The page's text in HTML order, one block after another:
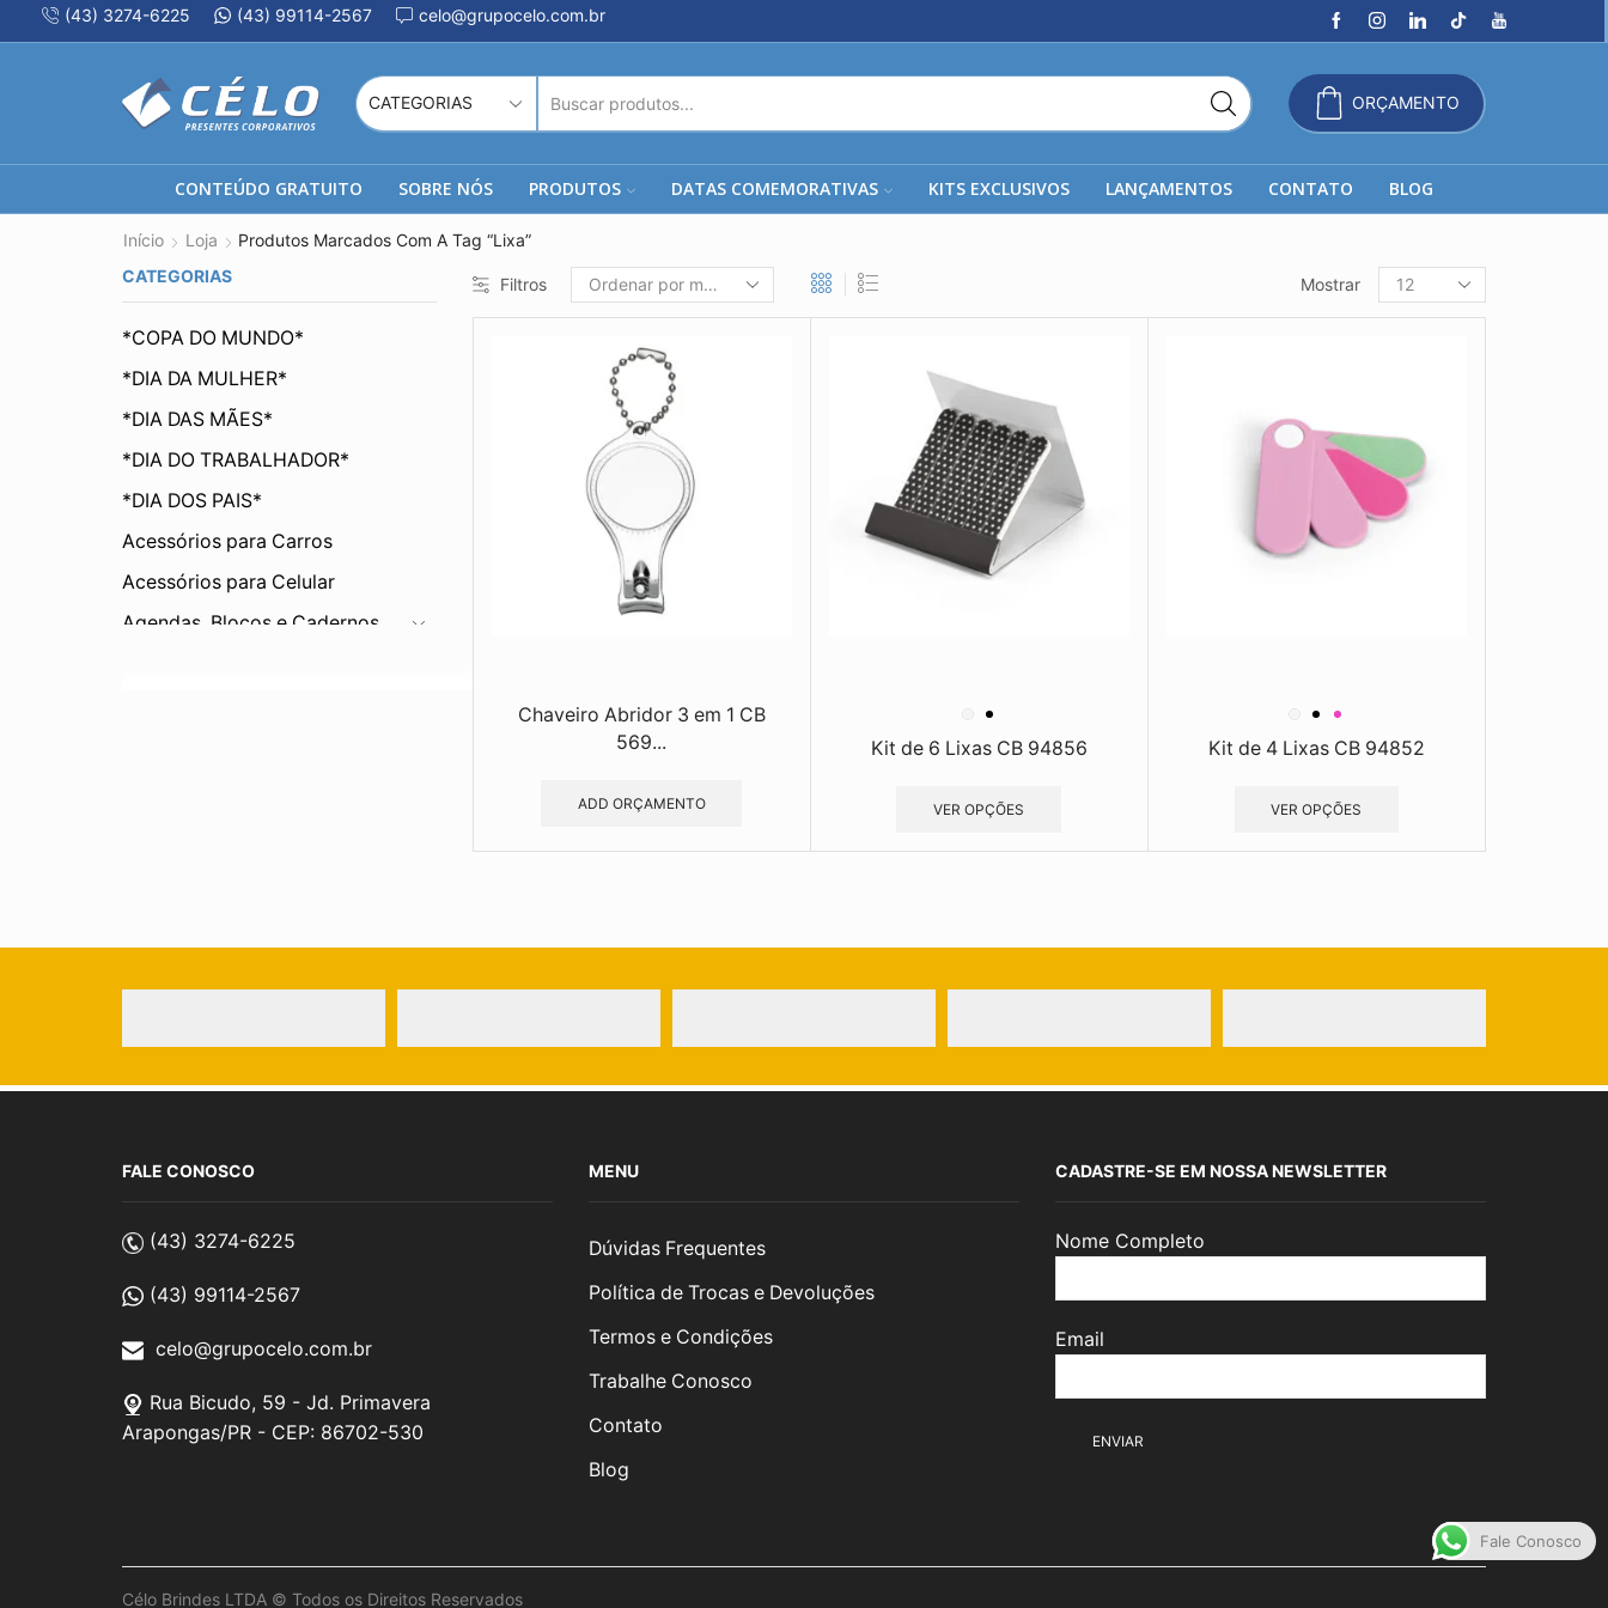
(43) 3274-6225 (43) 99114-2567 celo@grupocelo.com.br
DE
PESQUISA
ORÇAMENTO
CONTEÚDO GRATUITO SOBRE NÓS PRODUTOS DATAS COMEMORATIVAS KITS EXCLUSIVOS LANÇAMENTOS CONTATO BLOG
Início Loja Produtos Marcados Com A Tag “Lixa”
Filtros Mostrar
Produtos
por
Chaveiro Abridor 3 em 1 CB
569...
ADD ORÇAMENTO
Kit de 6 Lixas CB 94856
VER OPÇÕES
Kit de 4 Lixas CB 94852
VER OPÇÕES
CATEGORIAS
*COPA DO MUNDO*
*DIA DA MULHER*
*DIA DAS MÃES*
*DIA DO TRABALHADOR*
*DIA DOS PAIS*
Acessórios para Carros
Acessórios para Celular
Agendas, Blocos e Cadernos
Chaveiros
Corda
Guarda-Chuva
Kits Exclusivos
Linha Beleza e Bem-Estar
Linha Ecológica
Linha Premium
FALE CONOSCO
(43) 3274-6225
(43) 99114-2567
celo@grupocelo.com.br
Rua Bicudo, 59 - Jd. Primavera
Arapongas/PR - CEP: 86702-530
MENU
Dúvidas Frequentes
Política de Trocas e Devoluções
Termos e Condições
Trabalhe Conosco
Contato
Blog
CADASTRE-SE EM NOSSA NEWSLETTER
Nome Completo
Email
Célo Brindes LTDA © Todos os Direitos Reservados
Fale Conosco